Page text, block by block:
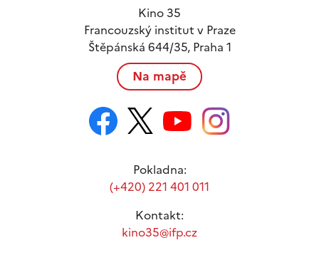
Kino 35
Francouzský institut v Praze
Štěpánská 644/35, Praha 1
Na mapě
Pokladna:
(+420) 221 401 011
Kontakt:
kino35@ifp.cz